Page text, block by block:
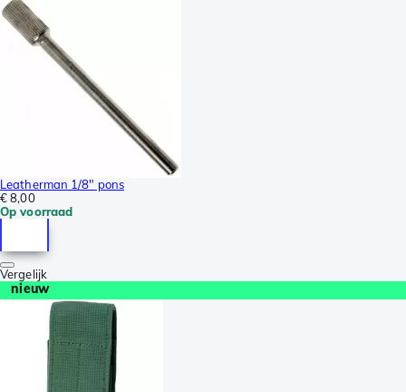
Leatherman 1/8" pons
€ 8,00
Op voorraad
Vergelijk
nieuw